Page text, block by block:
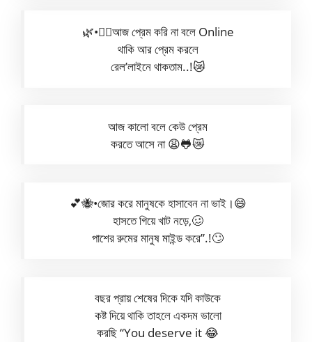
🌿•✿᭄আজ প্রেম করি না বলে Online
থাকি আর প্রেম করলে
রেল’লাইনে থাকতাম..!😿
আজ কালো বলে কেউ প্রেম
করতে আসে না 😩🐸😿
💕🐝•জোর করে মানুষকে হাসাবেন না ভাই।😄
হাসতে গিয়ে খাট নড়ে,🥴
পাশের রুমের মানুষ মাইন্ড করে”.!🙄
বছর প্রায় শেষের দিকে যদি কাউকে
কষ্ট দিয়ে থাকি তাহলে একদম ভালো
করছি “You deserve it 😂